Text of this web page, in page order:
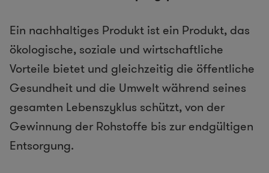
Ein nachhaltiges Produkt ist ein Produkt, das
ökologische, soziale und wirtschaftliche
Vorteile bietet und gleichzeitig die öffentliche
Gesundheit und die Umwelt während seines
gesamten Lebenszyklus schützt, von der
Gewinnung der Rohstoffe bis zur endgültigen
Entsorgung.